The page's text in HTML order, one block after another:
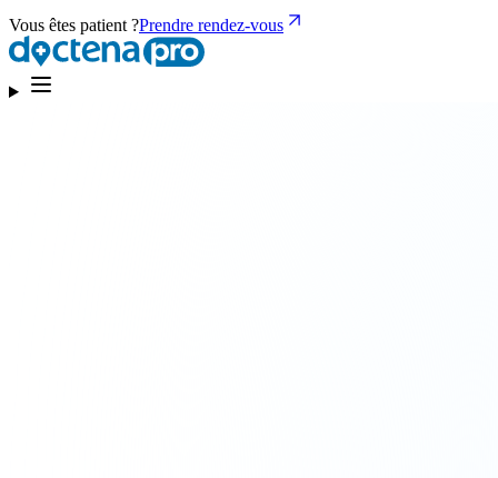
Vous êtes patient ?Prendre rendez-vous